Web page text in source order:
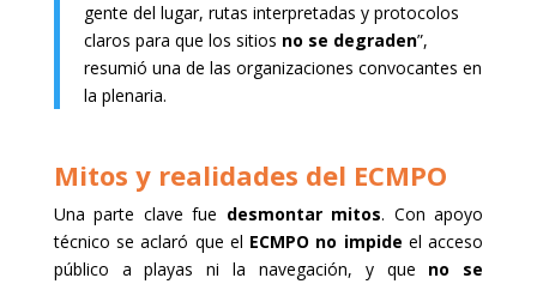
gente del lugar, rutas interpretadas y protocolos
claros para que los sitios no se degraden”,
resumió una de las organizaciones convocantes en
la plenaria.
Mitos y realidades del ECMPO
Una parte clave fue desmontar mitos. Con apoyo
técnico se aclaró que el ECMPO no impide el acceso
público a playas ni la navegación, y que no se